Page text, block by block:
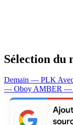
Sélection du
Demain — PLK
— OboyAMBER —